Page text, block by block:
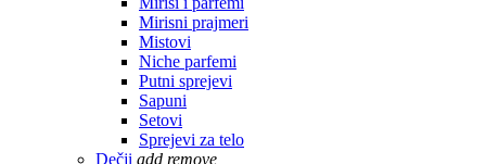
Mirisni prajmeri
Mistovi
Niche parfemi
Putni sprejevi
Sapuni
Setovi
Sprejevi za telo
Dečji add remove